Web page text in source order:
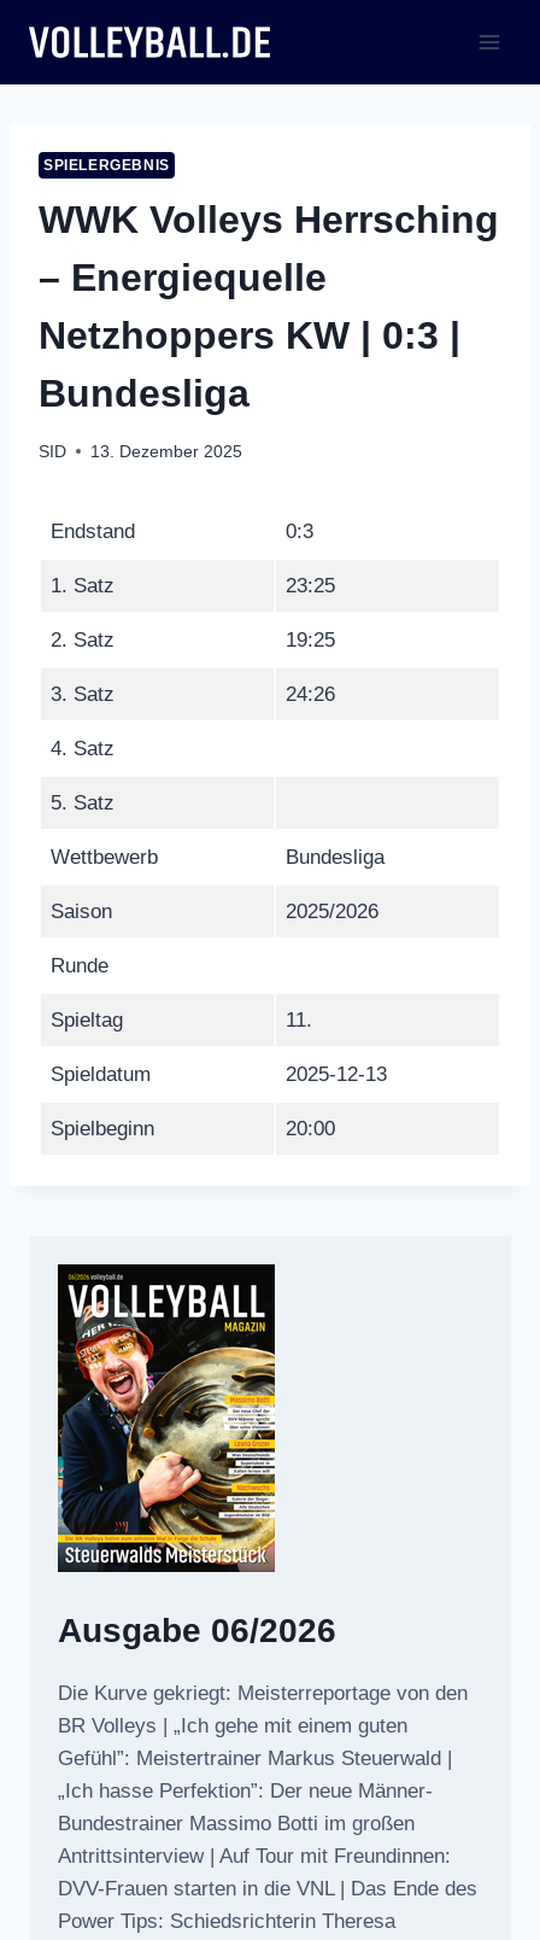
Inhalt
springen
SPIELERGEBNIS
WWK Volleys Herrsching
– Energiequelle
Netzhoppers KW | 0:3 |
Bundesliga
SID 13. Dezember 2025
Endstand 0:3
1. Satz 23:25
2. Satz 19:25
3. Satz 24:26
4. Satz
5. Satz
Wettbewerb Bundesliga
Saison 2025/2026
Runde
Spieltag 11.
Spieldatum 2025-12-13
Spielbeginn 20:00
Ausgabe 06/2026
Die Kurve gekriegt: Meisterreportage von den
BR Volleys | „Ich gehe mit einem guten
Gefühl”: Meistertrainer Markus Steuerwald |
„Ich hasse Perfektion”: Der neue Männer-
Bundestrainer Massimo Botti im großen
Antrittsinterview | Auf Tour mit Freundinnen:
DVV-Frauen starten in die VNL | Das Ende des
Power Tips: Schiedsrichterin Theresa